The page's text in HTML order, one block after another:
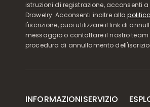
istruzioni di registrazione, acconsenti
Drawelry. Acconsenti inoltre alla
l'iscrizione, puoi utilizzare il link di
messaggio o contattare il nostro
procedura di annullamento
INFORMAZIONISERVIZIO